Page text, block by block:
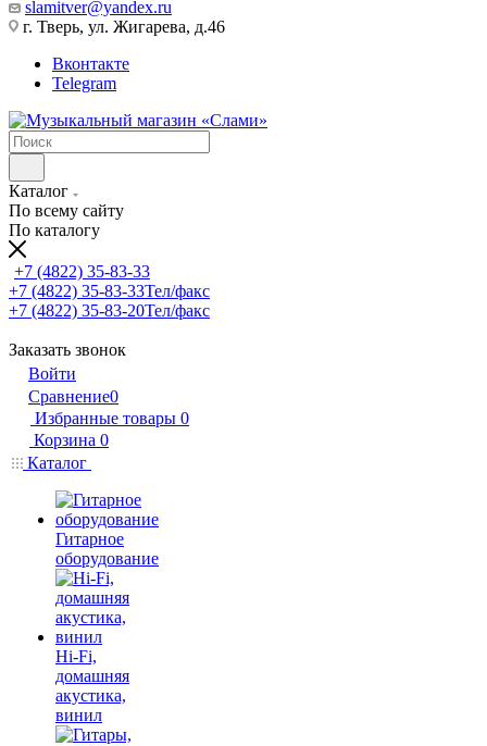
slamitver@yandex.ru
г. Тверь, ул. Жигарева, д.46
Вконтакте
Telegram
Каталог
По всему сайту
По каталогу
+7 (4822) 35-83-33
+7 (4822) 35-83-33Тел/факс
+7 (4822) 35-83-20Тел/факс
Заказать звонок
Войти
Сравнение0
Избранные товары 0
Корзина 0
Каталог
Гитарное
оборудование
Hi-Fi,
домашняя
акустика,
винил